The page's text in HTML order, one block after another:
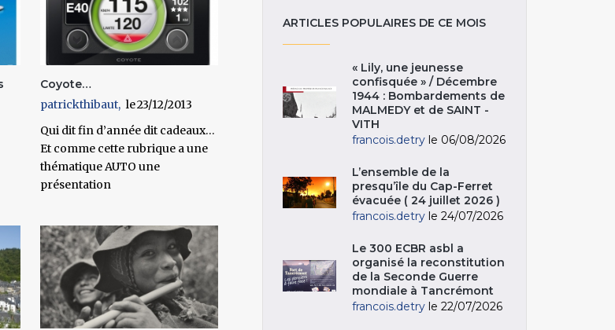
Coyote…
patrickthibaut
23/12/2013
Qui dit fin d’année dit cadeaux…
Et comme cette rubrique a une
thématique AUTO une
présentation
ARTICLES POPULAIRES DE CE MOIS
« Lily, une jeunesse
confisquée » / Décembre
1944 : Bombardements de
MALMEDY et de SAINT -
VITH
francois.detry le 06/08/2026
L’ensemble de la
presqu’île du Cap-Ferret
évacuée ( 24 juillet 2026 )
francois.detry le 24/07/2026
Le 300 ECBR asbl a
organisé la reconstitution
de la Seconde Guerre
mondiale à Tancrémont
francois.detry le 22/07/2026